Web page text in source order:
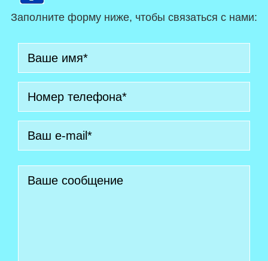
Заполните форму ниже, чтобы связаться с нами: